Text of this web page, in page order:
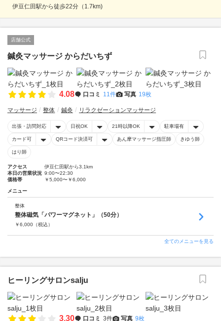
伊豆仁田駅から徒歩22分（1.7km)
店舗公式
鍼灸マッサージ からだいちず
4.08 口コミ 11件 写真 19枚
マッサージ 整体 鍼灸 リラクゼーションマッサージ
出張・訪問対応 日祝OK 21時以降OK 駐車場有
カード可 QRコード決済可 あん摩マッサージ指圧師 きゆう師
はり師
アクセス
伊豆仁田駅から3.1km
本日の営業状況 9:00〜22:30
価格帯
￥5,000〜￥6,000
メニュー
整体
整体磁気「パワーマグネット」（50分）
￥6,000 （税込）
全てのメニューを見る
ヒーリングサロンsalju
3.30 口コミ 3件 写真 9枚